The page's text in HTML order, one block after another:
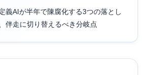
義AIが半年で陳腐化する3つの落とし
伴走に切り替えるべき分岐点